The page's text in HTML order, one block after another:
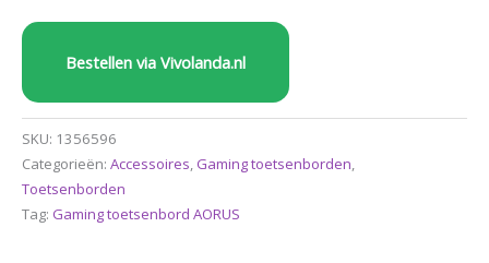
Bestellen via Vivolanda.nl
SKU: 1356596
Categorieën: Accessoires, Gaming toetsenborden,
Toetsenborden
Tag: Gaming toetsenbord AORUS